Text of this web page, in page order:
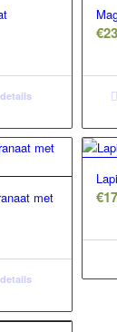
€
met
€